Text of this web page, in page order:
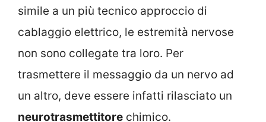
simile a un più tecnico approccio di
cablaggio elettrico, le estremità nervose
non sono collegate tra loro. Per
trasmettere il messaggio da un nervo ad
un altro, deve essere infatti rilasciato un
neurotrasmettitore chimico.